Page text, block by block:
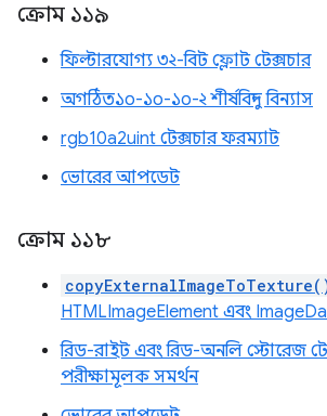
ক্রোম ১১৯
ফিল্টারযোগ্য ৩২-বিট ফ্লোট টেক্সচার
অগঠিত১০-১০-১০-২ শীর্ষবিন্দু বিন্যাস
rgb10a2uint টেক্সচার ফরম্যাট
ভোরের আপডেট
ক্রোম ১১৮
HTMLImageElement এবং
রিড-রাইট এবং রিড-অনলি স্টোরেজ
পরীক্ষামূলক সমর্থন